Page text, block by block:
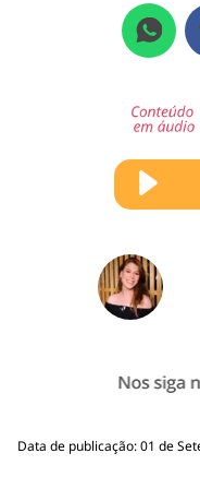
Data de publicação: 01 de